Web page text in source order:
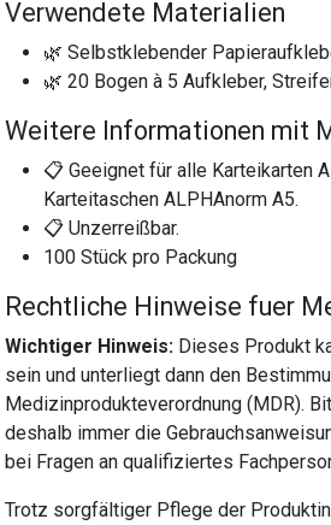
Verwendete Materialien
🌿 Selbstklebender
🌿 20 Bogen à 5 Aufkleber,
Weitere Informationen mit
📋 Geeignet für alle Karteikarten
Karteitaschen ALPHAnorm A5.
📋 Unzerreißbar.
100 Stück pro Packung
Rechtliche Hinweise fuer
Wichtiger Hinweis: Dieses Produkt
sein und unterliegt dann den
Medizinprodukteverordnung (MDR).
deshalb immer die
bei Fragen an qualifiziertes
Trotz sorgfältiger Pflege der